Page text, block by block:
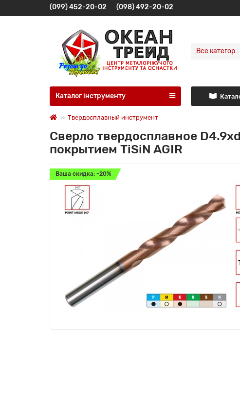
(099) 452-20-02 (098) 492-20-02
Все
Каталог інструменту
Твердосплавный инструмент
Сверло твердосплавное
покрытием TiSiN AGIR
Ваша скидка: -20%